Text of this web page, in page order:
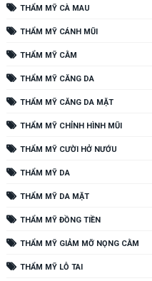
THẨM MỸ CÀ MAU
THẨM MỸ CÁNH MŨI
THẨM MỸ CẰM
THẨM MỸ CĂNG DA
THẨM MỸ CĂNG DA MẶT
THẨM MỸ CHỈNH HÌNH MŨI
THẨM MỸ CƯỜI HỞ NƯỚU
THẨM MỸ DA
THẨM MỸ DA MẶT
THẨM MỸ ĐỒNG TIỀN
THẨM MỸ GIẢM MỠ NỌNG CẰM
THẨM MỸ LỖ TAI